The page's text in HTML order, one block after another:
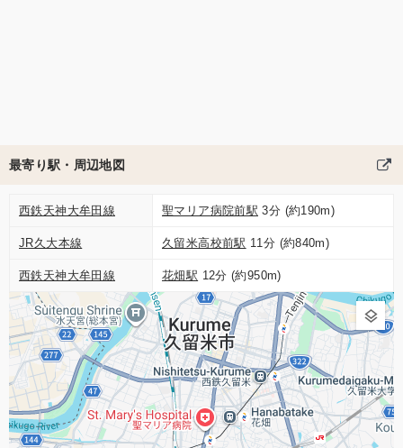
最寄り駅・周辺地図
西鉄天神大牟田線 聖マリア病院前駅 3分 (約190m)
JR久大本線 久留米高校前駅 11分 (約840m)
西鉄天神大牟田線 花畑駅 12分 (約950m)